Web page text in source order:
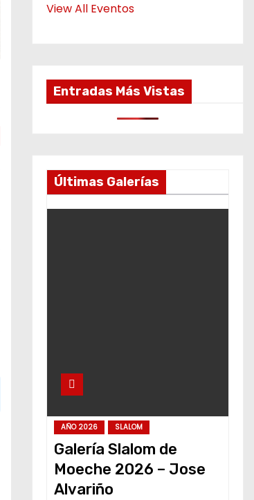
View All Eventos
Entradas Más Vistas
Últimas Galerías
AÑO 2026 SLALOM
Galería Slalom de
Moeche 2026 – Jose
Alvariño